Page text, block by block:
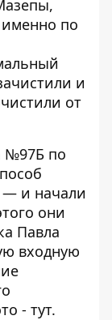
по
и
от
№97Б по
— и начали
они
Павла
входную
- тут.